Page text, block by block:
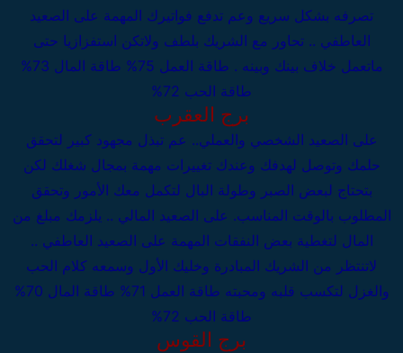
تصرفه بشكل سريع وعم تدفع فواتيرك المهمة على الصعيد
العاطفي .. تحاور مع الشريك بلطف ولاتكن استفزازيا حتى
ماتعمل خلاف بينك وبينه . طاقة العمل 75%
طاقة المال 73%
طاقة الحب 72%
برج العقرب
على الصعيد الشخصي والعملي.. عم تبذل مجهود كبير لتحقق
حلمك وتوصل لهدفك وعندك تغييرات مهمة بمجال شغلك لكن
بتحتاج لبعض الصبر وطولة البال لتكمل معك الأمور وتحقق
المطلوب بالوقت المناسب. على الصعيد المالي .. يلزمك مبلغ من
المال لتغطية بعض النفقات المهمة على الصعيد العاطفي ..
لاتنتظر من الشريك المبادرة وخليك الأول وسمعه كلام الحب
والغزل لتكسب قلبه ومحبته طاقة العمل 71%
طاقة المال 70%
طاقة الحب 72%
برج القوس